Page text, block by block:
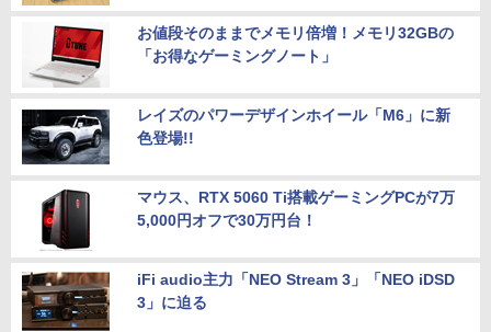
お値段そのままでメモリ倍増！メモリ32GBの
「お得なゲーミングノート」
レイズのパワーデザインホイール「M6」に新
色登場!!
マウス、RTX 5060 Ti搭載ゲーミングPCが7万
5,000円オフで30万円台！
iFi audio主力「NEO Stream 3」「NEO iDSD
3」に迫る